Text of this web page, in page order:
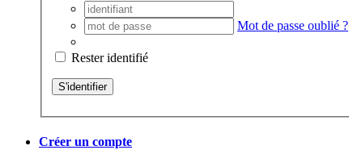
Mot de passe oublié ?
Rester identifié
Créer un compte